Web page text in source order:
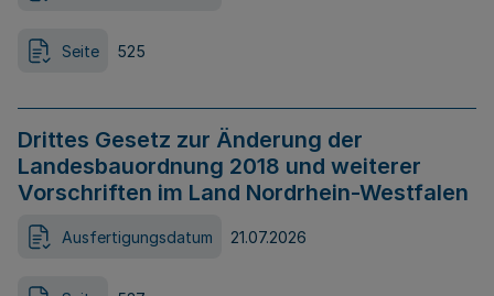
Seite 525
Drittes Gesetz zur Änderung der
Landesbauordnung 2018 und weiterer
Vorschriften im Land Nordrhein-Westfalen
Ausfertigungsdatum 21.07.2026